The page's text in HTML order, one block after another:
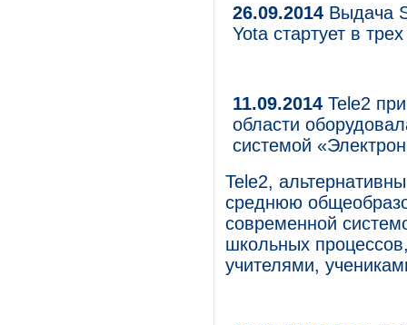
26.09.2014 Выдача
Yota стартует в
11.09.2014 Tele2
области
системой
Tele2,
среднюю
современной
школьных
учителями,